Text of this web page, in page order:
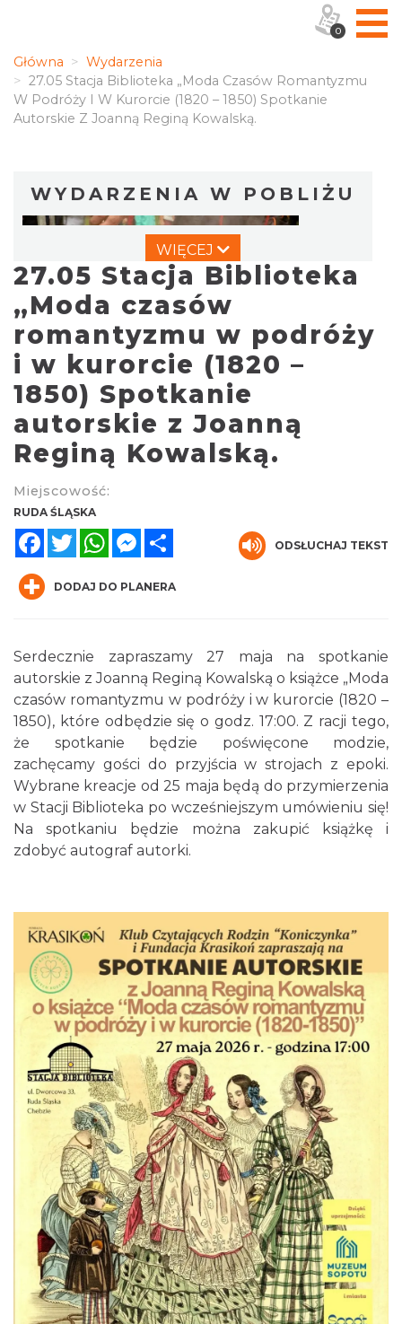
Główna
Wydarzenia
27.05 Stacja Biblioteka „Moda Czasów Romantyzmu
W Podróży I W Kurorcie (1820 – 1850) Spotkanie
Autorskie Z Joanną Reginą Kowalską.
WYDARZENIA W POBLIŻU
Dzień Kartofla w chorzowskim skansenie
6.25 km
O zbożach, chlebie i ziołach
Chorzów
Śląsko Wilijo
Chorzów
2026-12-13
6.25 km
Silesia Memoriał Kamili Skolimowskiej
Chorzów
2026-08-23
6.33 km
Silesia Marathon 2026
Chorzów
2026-10-04
6.33 km
WIĘCEJ
27.05 Stacja Biblioteka
„Moda czasów
romantyzmu w podróży
i w kurorcie (1820 –
1850) Spotkanie
autorskie z Joanną
Reginą Kowalską.
Miejscowość:
RUDA ŚLĄSKA
FacebookTwitterWhatsAppMessenger
ODSŁUCHAJ TEKST
DODAJ DO PLANERA
Serdecznie zapraszamy 27 maja na spotkanie
autorskie z Joanną Reginą Kowalską o książce „Moda
czasów romantyzmu w podróży i w kurorcie (1820 –
1850), które odbędzie się o godz. 17:00. Z racji tego,
że spotkanie będzie poświęcone modzie,
zachęcamy gości do przyjścia w strojach z epoki.
Wybrane kreacje od 25 maja będą do przymierzenia
w Stacji Biblioteka po wcześniejszym umówieniu się!
Na spotkaniu będzie można zakupić książkę i
zdobyć autograf autorki.
0